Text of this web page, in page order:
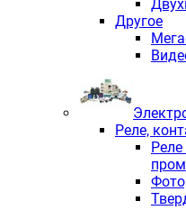
Другое
Реле,